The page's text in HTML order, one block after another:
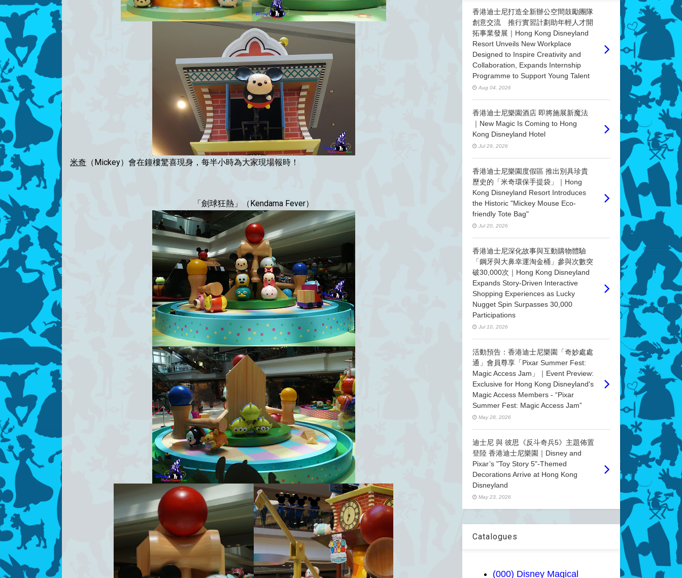
米奇 （Mickey）會在鐘樓驚喜現身，每半小時為大家現場報時！
「劍球狂熱」（Kendama Fever）
香港迪士尼打造全新辦公空間鼓勵團隊
創意交流 推行實習計劃助年輕人才開
拓事業發展｜Hong Kong Disneyland
Resort Unveils New Workplace
Designed to Inspire Creativity and
Collaboration, Expands Internship
Programme to Support Young Talent
Aug 04, 2026
香港迪士尼樂園酒店 即將施展新魔法
｜New Magic Is Coming to Hong
Kong Disneyland Hotel
Jul 29, 2026
香港迪士尼樂園度假區 推出別具珍貴
歷史的「米奇環保手提袋」｜Hong
Kong Disneyland Resort Introduces
the Historic "Mickey Mouse Eco-
friendly Tote Bag"
Jul 20, 2026
香港迪士尼深化故事與互動購物體驗
「鋼牙與大鼻幸運淘金桶」參與次數突
破30,000次｜Hong Kong Disneyland
Expands Story-Driven Interactive
Shopping Experiences as Lucky
Nugget Spin Surpasses 30,000
Participations
Jul 10, 2026
活動預告：香港迪士尼樂園「奇妙處處
通」會員尊享「Pixar Summer Fest:
Magic Access Jam」｜Event Preview:
Exclusive for Hong Kong Disneyland's
Magic Access Members - “Pixar
Summer Fest: Magic Access Jam”
May 28, 2026
迪士尼 與 彼思《反斗奇兵5》主題佈置
登陸 香港迪士尼樂園｜Disney and
Pixar’s "Toy Story 5"-Themed
Decorations Arrive at Hong Kong
Disneyland
May 23, 2026
Catalogues
(000) Disney Magical